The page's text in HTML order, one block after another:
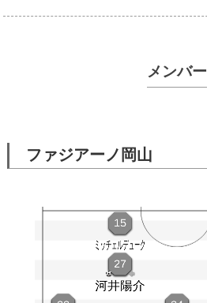
メンバー
ファジアーノ岡山